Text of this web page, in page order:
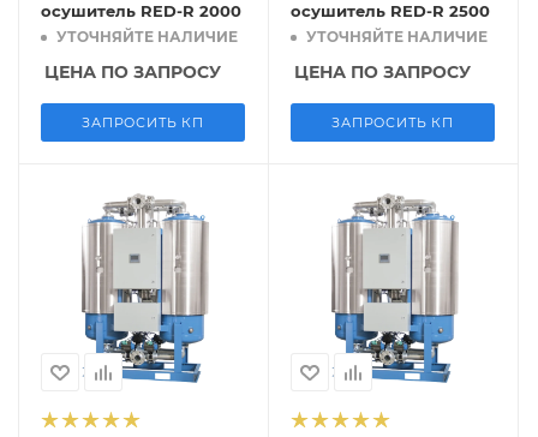
осушитель RED-R 2000
УТОЧНЯЙТЕ НАЛИЧИЕ
ЦЕНА ПО ЗАПРОСУ
ЗАПРОСИТЬ КП
осушитель RED-R 2500
УТОЧНЯЙТЕ НАЛИЧИЕ
ЦЕНА ПО ЗАПРОСУ
ЗАПРОСИТЬ КП